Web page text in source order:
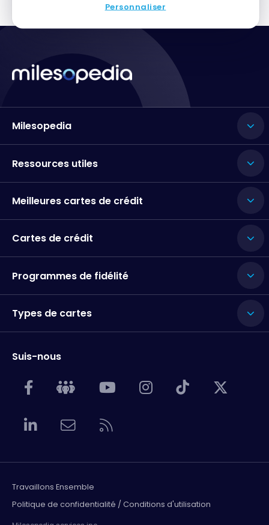
Personnaliser
Milesopedia
Ressources utiles
Meilleures cartes de crédit
Cartes de crédit
Programmes de fidélité
Types de cartes
Suis-nous
Travaillons Ensemble
Politique de confidentialité / Conditions d'utilisation